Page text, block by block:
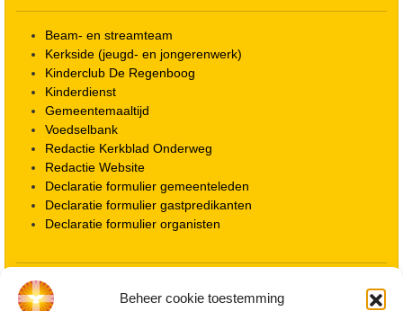
Beheer cookie toestemming
Beam- en streamteam
Kerkside (jeugd- en jongerenwerk)
Kinderclub De Regenboog
Kinderdienst
Gemeentemaaltijd
Voedselbank
Redactie Kerkblad Onderweg
Redactie Website
Declaratie formulier gemeenteleden
Declaratie formulier gastpredikanten
Declaratie formulier organisten
Locatie kerk
ANBI informatie PGWD